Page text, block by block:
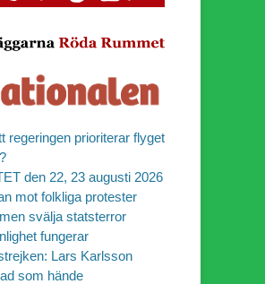
regeringen prioriterar flyget
den 22, 23 augusti 2026
mot folkliga protester
svälja statsterror
fungerar
Lars Karlsson
som hände